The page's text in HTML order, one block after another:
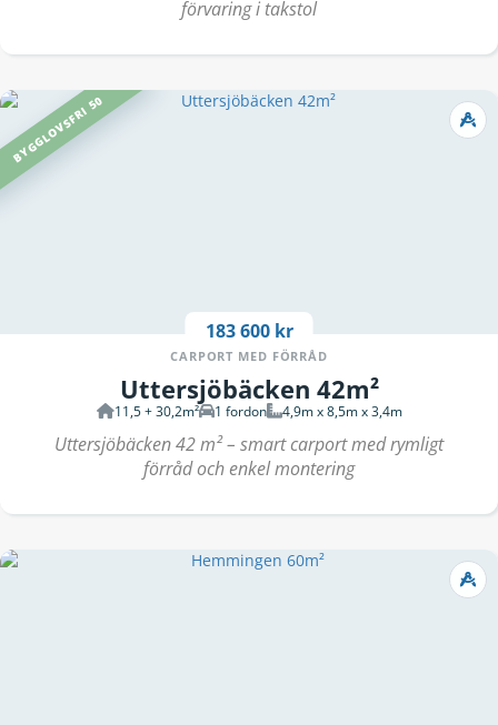
förvaring i takstol
BYGGLOVSFRI 50
183 600 kr
CARPORT MED FÖRRÅD
Uttersjöbäcken 42m²
11,5 + 30,2m² 1 fordon 4,9m x 8,5m x 3,4m
Uttersjöbäcken 42 m² – smart carport med rymligt
förråd och enkel montering